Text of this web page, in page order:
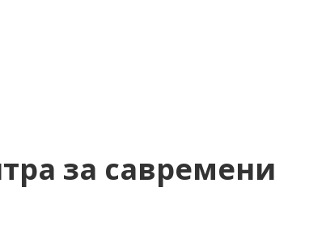
за савремени